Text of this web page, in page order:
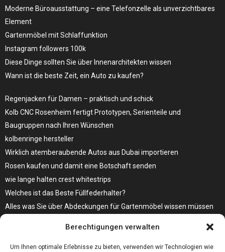
Berechtigungen verwalten
Um Ihnen optimale Erlebnisse zu bieten, verwenden wir Technologien wie
Moderne Büroausstattung – eine Telefonzelle als unverzichtbares
Element
Gartenmöbel mit Schlaffunktion
Instagram followers 100k
Diese Dinge sollten Sie über Innenarchitekten wissen
Wann ist die beste Zeit, ein Auto zu kaufen?
Regenjacken für Damen – praktisch und schick
Kolb CNC Rosenheim fertigt Prototypen, Serienteile und
Baugruppen nach Ihren Wünschen
kolbenringe hersteller
Wirklich atemberaubende Autos aus Dubai importieren
Rosen kaufen und damit eine Botschaft senden
wie lange halten crest whitestrips
Welches ist das Beste Füllfederhalter?
Alles was Sie über Abdeckungen für Gartenmöbel wissen müssen
Bare Metal Server?